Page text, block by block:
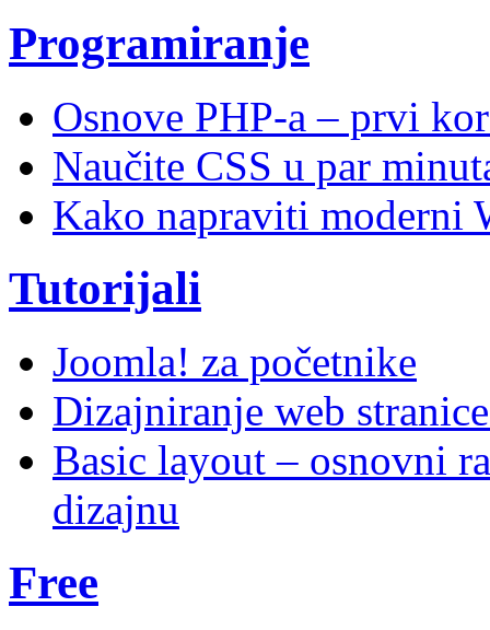
Programiranje
Osnove PHP-a – prvi
Naučite CSS u par
Kako napraviti moderni
Tutorijali
Joomla! za početnike
Dizajniranje web
Basic layout – osnovni
dizajnu
Free